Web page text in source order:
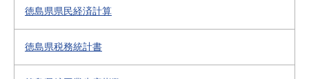
徳島県県民経済計算
徳島県税務統計書